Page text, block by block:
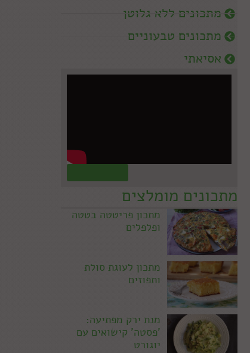
מתכונים ללא גלוטן
מתכונים טבעוניים
אסיאתי
מתכונים מומלצים
מתכון פריטטה בטטה
ופלפלים
מתכון לעוגת סולת
ותפוזים
מנת ירק מפתיעה:
'פסטה' קישואים עם
יוגורט